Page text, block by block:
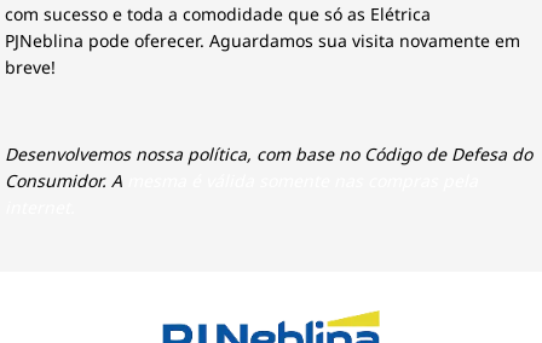
com sucesso e toda a comodidade que só as Elétrica
PJNeblina pode oferecer. Aguardamos sua visita novamente em
breve!
Desenvolvemos nossa política, com base no Código de Defesa do
Consumidor. A